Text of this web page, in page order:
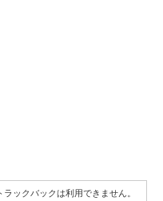
ラックバックは利用できません。